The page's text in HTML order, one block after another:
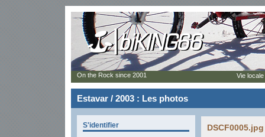
Estavar / 2003 : Les photos
S'identifier
On the Rock since 2001 Vie